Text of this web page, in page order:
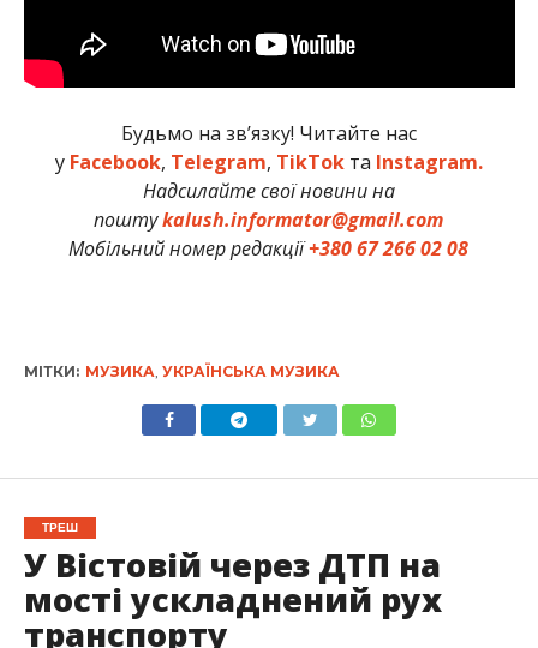
Будьмо на зв’язку! Читайте нас
у Facebook, Telegram, TikTokта Instagram.
Надсилайте свої новини на
поштуkalush.informator@gmail.com
Мобільний номер редакції+380 67 266 02 08
МІТКИ: МУЗИКА, УКРАЇНСЬКА МУЗИКА
ТРЕШ
У Вістовій через ДТП на
мості ускладнений рух
транспорту